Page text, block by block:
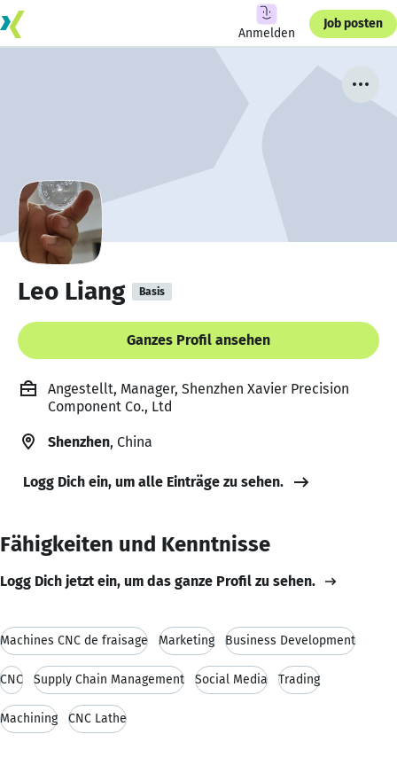
Anmelden
Job posten
Leo Liang Basis
Ganzes Profil ansehen
Angestellt, Manager, Shenzhen Xavier Precision
Component Co., Ltd
Shenzhen, China
Logg Dich ein, um alle Einträge zu sehen.
Fähigkeiten und Kenntnisse
Logg Dich jetzt ein, um das ganze Profil zu sehen.
Machines CNC de fraisage Marketing Business Development
CNC Supply Chain Management Social Media Trading
Machining CNC Lathe